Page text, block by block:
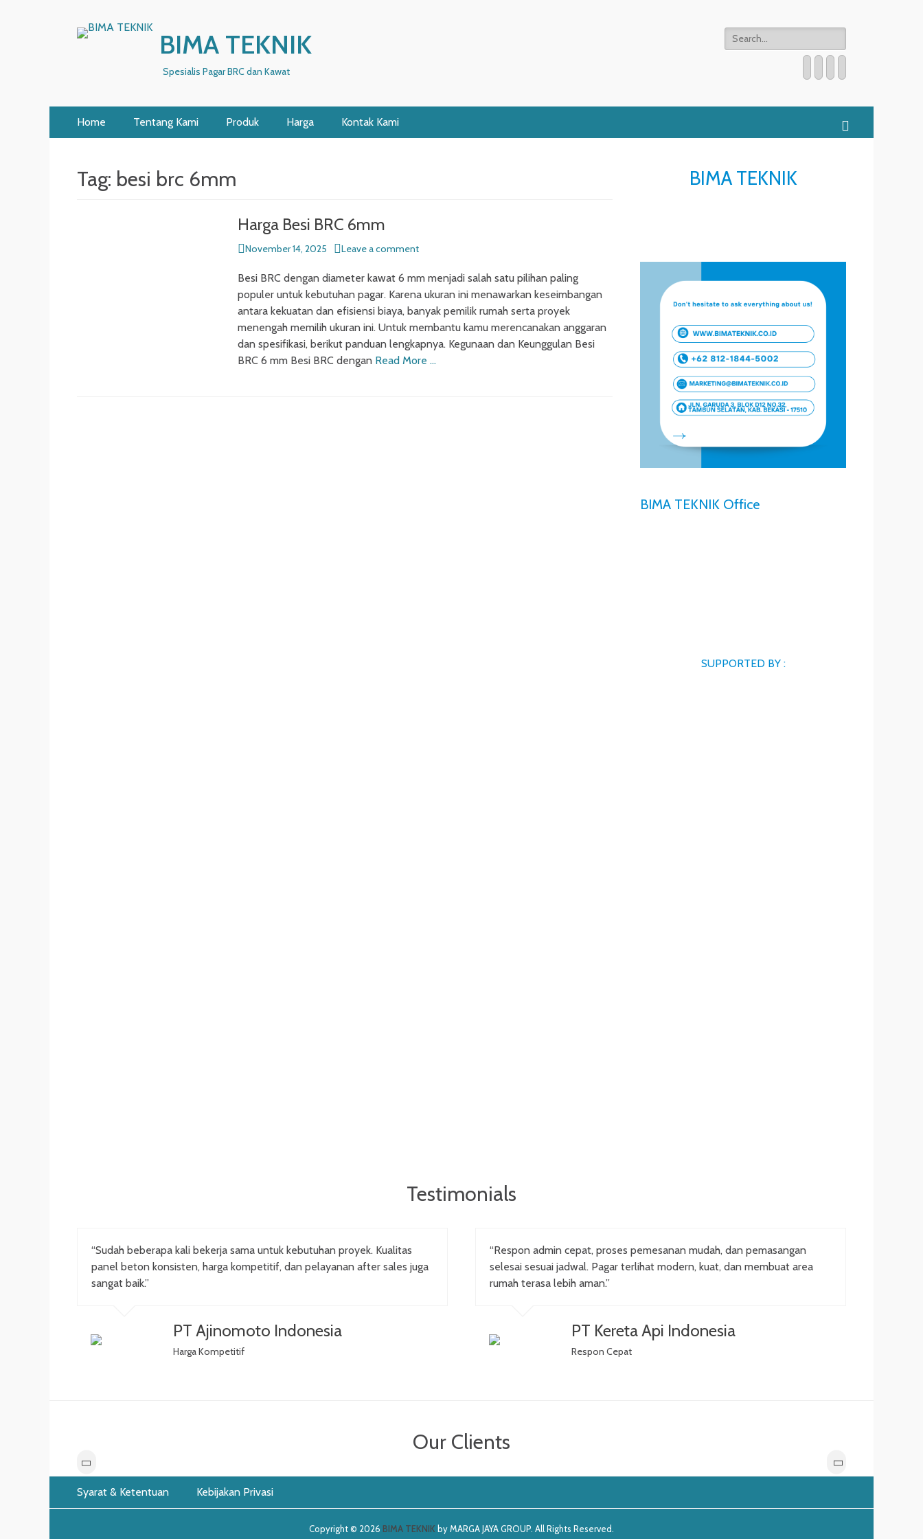
BIMA TEKNIK
Spesialis Pagar BRC dan Kawat
Search
for:
Primary
Menu
Home Tentang Kami Produk Harga Kontak Kami
Tag: besi brc 6mm
Harga Besi BRC 6mm
Posted
November 14, 2025 Leave a comment
Besi BRC dengan diameter kawat 6 mm menjadi salah satu pilihan paling
populer untuk kebutuhan pagar. Karena ukuran ini menawarkan keseimbangan
antara kekuatan dan efisiensi biaya, banyak pemilik rumah serta proyek
menengah memilih ukuran ini. Untuk membantu kamu merencanakan anggaran
dan spesifikasi, berikut panduan lengkapnya. Kegunaan dan Keunggulan Besi
BRC 6 mm Besi BRC dengan Read More …
BIMA TEKNIK
BIMA TEKNIK Office
SUPPORTED BY :
Testimonials
“Sudah beberapa kali bekerja sama untuk kebutuhan proyek. Kualitas
panel beton konsisten, harga kompetitif, dan pelayanan after sales juga
sangat baik.”
PT Ajinomoto Indonesia
Harga Kompetitif
“Respon admin cepat, proses pemesanan mudah, dan pemasangan
selesai sesuai jadwal. Pagar terlihat modern, kuat, dan membuat area
rumah terasa lebih aman.”
PT Kereta Api Indonesia
Respon Cepat
Our Clients
Footer
Menu
Syarat & Ketentuan Kebijakan Privasi
Copyright © 2026 BIMA TEKNIK by MARGA JAYA GROUP. All Rights Reserved.